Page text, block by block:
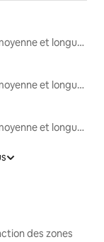
Locations moyenne et longue durée
Locations moyenne et longue durée
Locations moyenne et longue durée
des zones